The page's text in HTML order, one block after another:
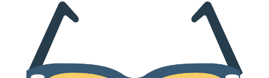
– Heerlijk ruim appartement met veel mogelijkheden
– Balkon op zuidwesten gelegen
– Twee ruime slaapkamers
– Ruime berging op de begane grond van het complex
– Parkeren bij het complex
– Energielabel A